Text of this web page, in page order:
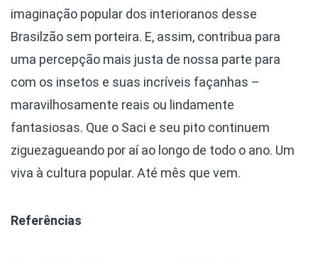
imaginação popular dos interioranos desse
Brasilzão sem porteira. E, assim, contribua para
uma percepção mais justa de nossa parte para
com os insetos e suas incríveis façanhas –
maravilhosamente reais ou lindamente
fantasiosas. Que o Saci e seu pito continuem
ziguezagueando por aí ao longo de todo o ano. Um
viva à cultura popular. Até mês que vem.
Referências